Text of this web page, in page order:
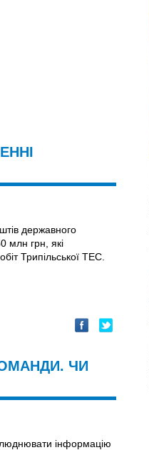
державного
млн грн, які
Трипільської ТЕС.
ЧИ
інформацію